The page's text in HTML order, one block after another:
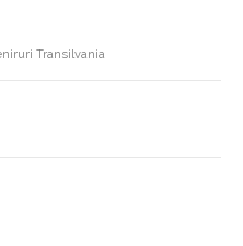
Transilvania